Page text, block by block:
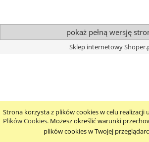
Strona korzysta z plików cookies w celu realizacji
Plików Cookies. Możesz określić warunki
plików cookies w Twojej
pokaż pełną wersję
Sklep internetowy